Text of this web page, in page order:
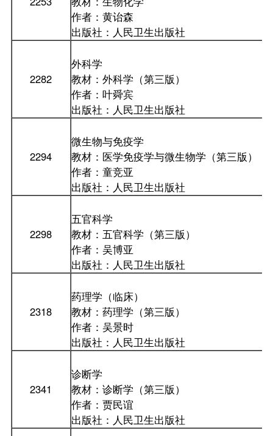
作者：黄诒森
出版社：人民卫生出版社
2282
外科学
教材：外科学（第三版）
作者：叶舜宾
出版社：人民卫生出版社
2294
微生物与免疫学
教材：医学免疫学与微生物学（第三版）
作者：童竞亚
出版社：人民卫生出版社
2298
五官科学
教材：五官科学（第三版）
作者：吴博亚
出版社：人民卫生出版社
2318
药理学（临床）
教材：药理学（第三版）
作者：吴景时
出版社：人民卫生出版社
2341
诊断学
教材：诊断学（第三版）
作者：贾民谊
出版社：人民卫生出版社